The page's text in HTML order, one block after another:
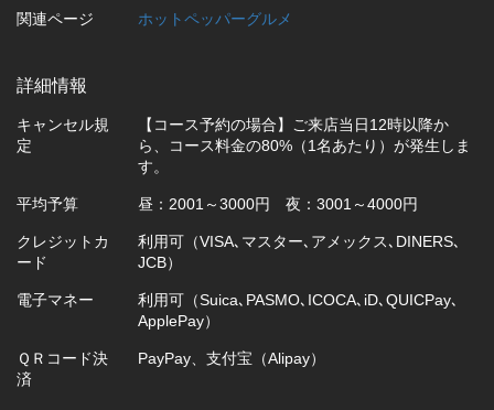
関連ページ ホットペッパーグルメ
詳細情報
キャンセル規
定
【コース予約の場合】ご来店当日12時以降か
ら、コース料金の80%（1名あたり）が発生しま
す。
平均予算 昼：2001～3000円 夜：3001～4000円
クレジットカ
ード
利用可（VISA､マスター､アメックス､DINERS､
JCB）
電子マネー
利用可（Suica､PASMO､ICOCA､iD､QUICPay､
ApplePay）
ＱＲコード決
済
PayPay、支付宝（Alipay）